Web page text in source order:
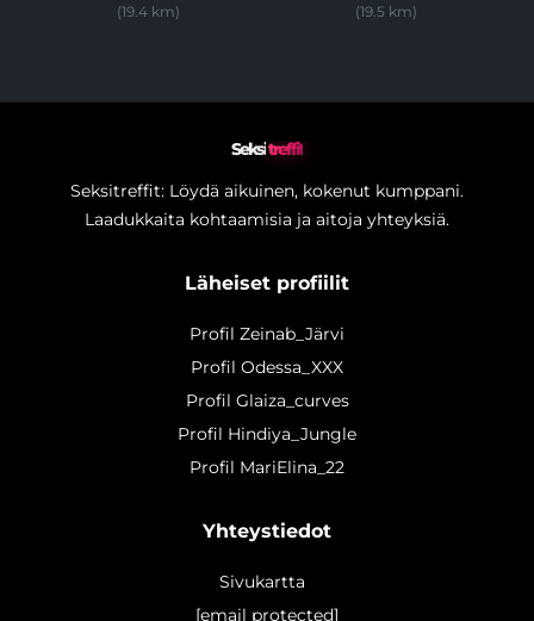
(19.4 km) (19.5 km)
Seksitreffit
Seksitreffit: Löydä aikuinen, kokenut kumppani.
Laadukkaita kohtaamisia ja aitoja yhteyksiä.
Läheiset profiilit
Profil Zeinab_Järvi
Profil Odessa_XXX
Profil Glaiza_curves
Profil Hindiya_Jungle
Profil MariElina_22
Yhteystiedot
Sivukartta
[email protected]